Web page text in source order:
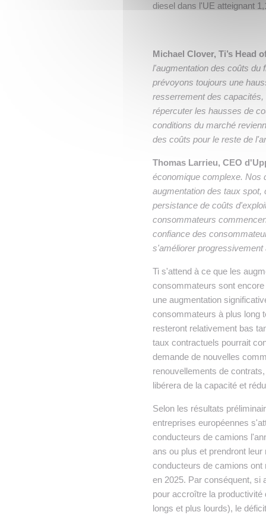
diesel dans l'UE atteignant
Michael Clover, Ti’s Head
l'augmentation des coûts du
prévoyons toujours une
resserrement des
répercuter les hausses de
conditions du marché
des coûts pour le reste de
Thomas Larrieu, CEO
économique complexe. Nos
augmentation des taux
persistance de coûts
consommateurs
confiance des
s'améliorer progressivement
Ti s'attend à ce que les
consommateurs sont
une augmentation
consommateurs à plus long
resteront relativement bas
taux contractuels pourrait
demande de nouvelles
renouvellements de
libérera de la capacité et
Selon les résultats
entreprises européennes
conducteurs de camions
ans ou plus et prendront
conducteurs de camions ont
en 2025. Par conséquent, si
pour accroître la
longs et plus lourds), le